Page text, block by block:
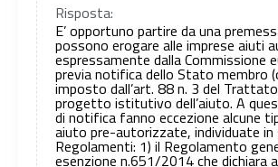
Risposta:
E’ opportuno partire da una
possono erogare alle imprese aiuti
espressamente dalla Commissione
previa notifica dello Stato membro
imposto dall’art. 88 n. 3 del Trattato
progetto istitutivo dell’aiuto. A
di notifica fanno eccezione alcune
aiuto pre-autorizzate, individuate in
Regolamenti: 1) il Regolamento
esenzione n.651/2014 che dichiara